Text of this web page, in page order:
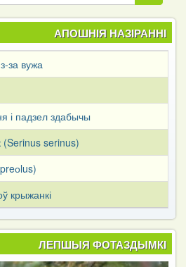
АПОШНІЯ НАЗІРАННІ
за вужа
і падзел здабычы
serinus)
крыжанкі
ЛЕПШЫЯ ФОТАЗДЫМКІ